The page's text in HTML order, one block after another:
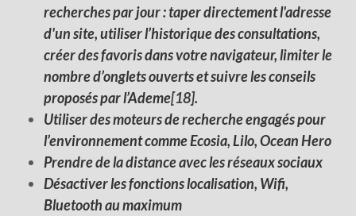
recherchespar jour :taper directement l'adresse
d'un site, utiliser l’historique des consultations,
créer des favoris dans votre navigateur, limiter le
nombre d’onglets ouverts et suivre les conseils
proposés par l’Ademe[18].
Utiliser des moteurs de recherche engagés pour
l’environnement comme Ecosia, Lilo, Ocean Hero
Prendre de la distance avec les réseaux sociaux
Désactiver les fonctions localisation, Wifi,
Bluetooth au maximum